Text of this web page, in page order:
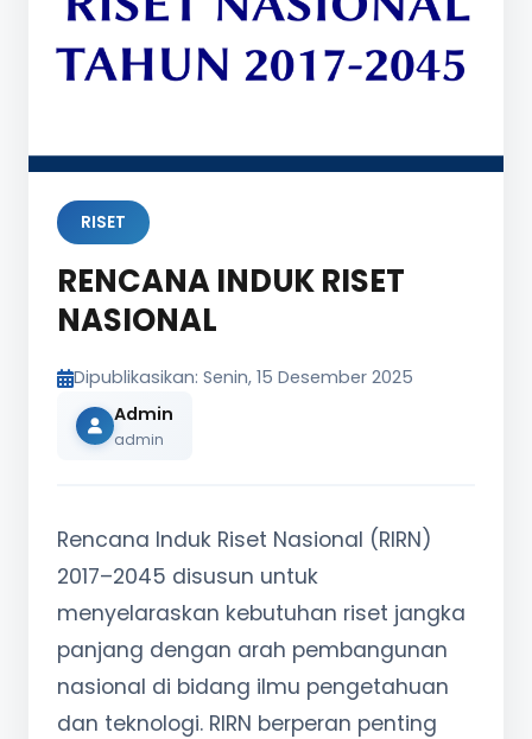
RISET
RENCANA INDUK RISET
NASIONAL
Dipublikasikan: Senin, 15 Desember 2025
Admin
admin
Rencana Induk Riset Nasional (RIRN)
2017–2045 disusun untuk
menyelaraskan kebutuhan riset jangka
panjang dengan arah pembangunan
nasional di bidang ilmu pengetahuan
dan teknologi. RIRN berperan penting